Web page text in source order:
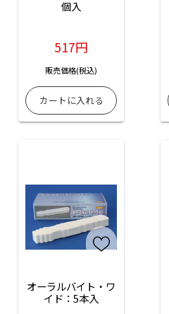
個入
517円
販売価格(税込)
オーラルバイト・ワ
イド：5本入